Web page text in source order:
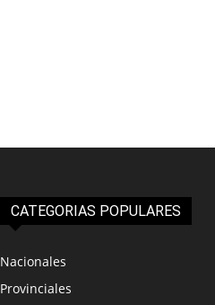
CATEGORIAS POPULARES
Nacionales
Provinciales